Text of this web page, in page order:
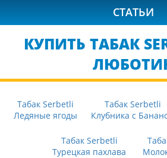
СТАТЬИ
КУПИТЬ ТАБАК
Табак Serbetli
Ледяные ягоды
Табак Serbetli
Клубника с
Табак Serbetli
Турецкая пахлава